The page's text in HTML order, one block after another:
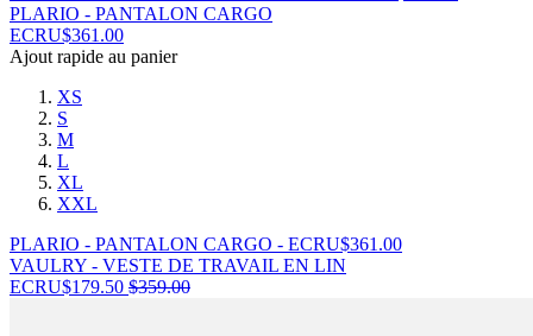
PLARIO - PANTALON CARGO
ECRU$361.00
Ajout rapide au panier
XS
S
M
L
XL
XXL
PLARIO - PANTALON CARGO - ECRU$361.00
VAULRY - VESTE DE TRAVAIL EN LIN
ECRU$179.50 $359.00